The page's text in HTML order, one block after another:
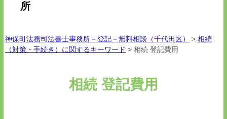
所
神保町法務司法書士事務所－登記－無料相談（千代田区） > 相続
（対策・手続き）に関するキーワード > 相続 登記費用
相続 登記費用